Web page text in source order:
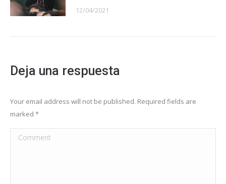
12/04/2021
Deja una respuesta
Your email address will not be published. Required fields are
marked *
Comment